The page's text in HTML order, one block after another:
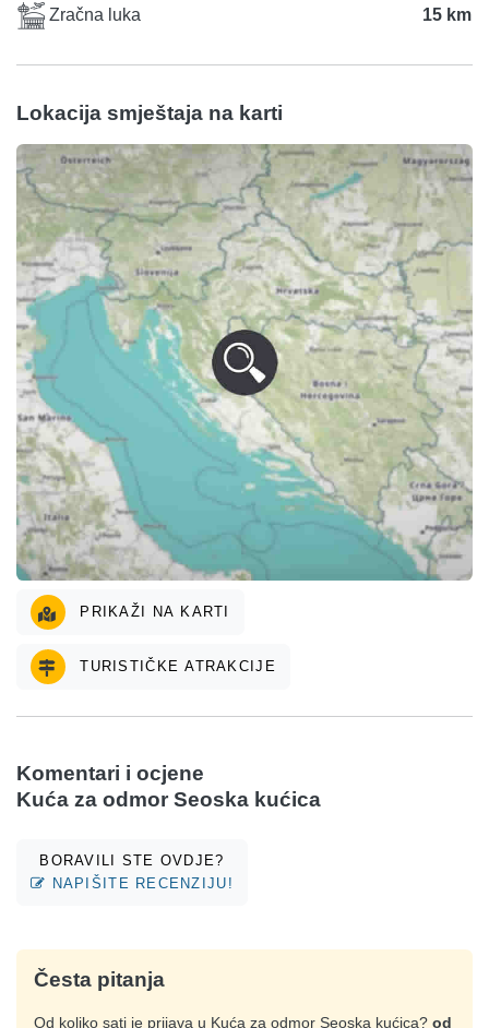
Zračna luka 15 km
Lokacija smještaja na karti
PRIKAŽI NA KARTI
TURISTIČKE ATRAKCIJE
Komentari i ocjene
Kuća za odmor Seoska kućica
BORAVILI STE OVDJE?
NAPIŠITE RECENZIJU!
Česta pitanja
Od koliko sati je prijava u Kuća za odmor Seoska kućica? od